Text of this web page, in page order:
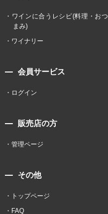
ワインに合うレシピ(料理・おつ
まみ)
ワイナリー
会員サービス
ログイン
販売店の方
管理ページ
その他
トップページ
FAQ